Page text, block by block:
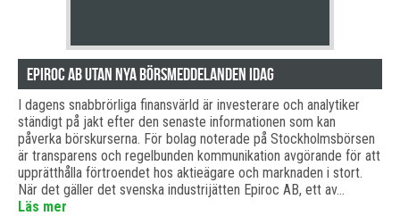
Epiroc AB Utan Nya Börsmeddelanden Idag
I dagens snabbrörliga finansvärld är investerare och analytiker
ständigt på jakt efter den senaste informationen som kan
påverka börskurserna. För bolag noterade på Stockholmsbörsen
är transparens och regelbunden kommunikation avgörande för att
upprätthålla förtroendet hos aktieägare och marknaden i stort.
När det gäller det svenska industrijätten Epiroc AB, ett av…
Läs mer